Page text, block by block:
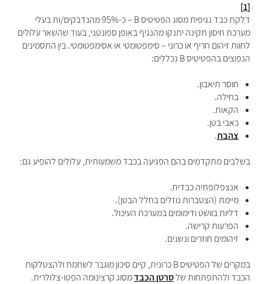
[1]
דלקת כבד נגיפית מסוג הפטיטיסB
– כ-95% מהנדבקים/ות בעלי
מערכת חיסון תקינה יתנקו מהנגיף באופן ספונטני, בעוד שהשאר עלולים
לחוות זיהום חריף או כרוני – סימפטומטי או אסימפטומטי. בין התסמינים
הנפוצים בהפטיטיסB נכללים:
חוסר תיאבון.
בחילה.
הקאות.
כאבי בטן.
צהבת.
בשלבים מתקדמים בהם הפגיעה בכבד משמעותית, עלולים להופיע גם:
אנצפלופתיה כבדית.
מיימת (הצטברות נוזלים בחלל הבטן).
דליות בוושט ודימומים במערכת העיכול.
הפרעות קרישה.
זיהומים חוזרים ונשנים.
במקרים של הפטיטיסBכרונית, קיים סיכון מוגבר לשחמת ולהצטלקות
הכבד ולהתפתחות שלסרטן הכבדמסוג קרצינומה הפטו-צלולרית.